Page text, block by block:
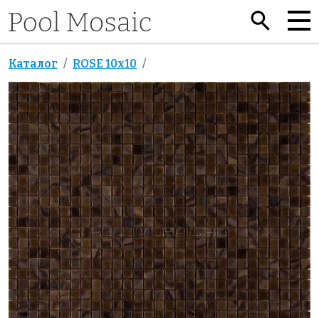
Каталог ROSE 10x10